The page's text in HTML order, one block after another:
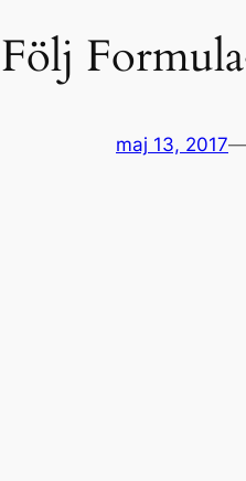
Följ
maj 13, 2017—